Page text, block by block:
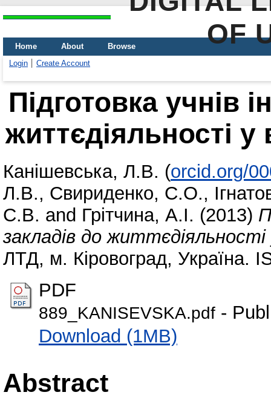
OF
Home About
Browse
Login
Create Account
Підготовка учнів
життєдіяльності у
Канішевська, Л.В. (orcid.org/
Л.В., Свириденко, С.О.,
С.В. and Грітчина, А.І. (2013)
закладів до
ЛТД, м. Кіровоград, Україна.
PDF
889_KANISEVSKA.pdf -
Download (1MB)
Abstract